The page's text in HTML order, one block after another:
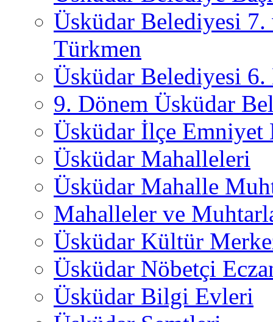
Üsküdar Belediyesi
Türkmen
Üsküdar Belediyesi 6.
9. Dönem Üsküdar
Üsküdar İlçe
Üsküdar Mahalleleri
Üsküdar Mahalle
Mahalleler ve
Üsküdar Kültür
Üsküdar Nöbetçi
Üsküdar Bilgi Evleri